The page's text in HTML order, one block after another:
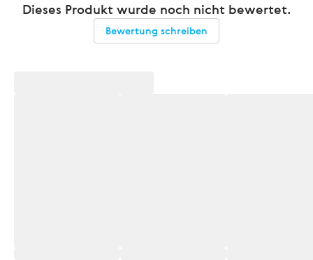
Dieses Produkt wurde noch nicht bewertet.
Bewertung schreiben